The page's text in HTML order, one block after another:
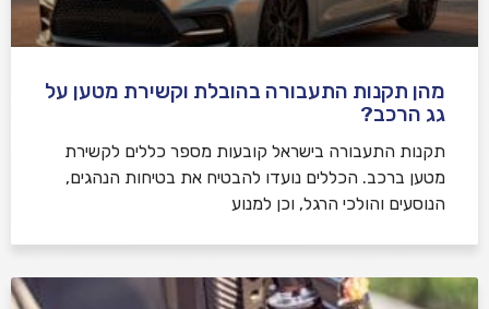
מהן תקנות התעבורה בהובלת וקשירת מטען על
גג הרכב?
תקנות התעבורה בישראל קובעות מספר כללים לקשירת
מטען ברכב. הכללים נועדו להבטיח את בטיחות הנהגים,
הנוסעים והולכי הרגל, וכן למנוע